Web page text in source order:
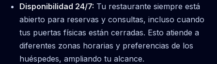
Disponibilidad 24/7: Tu restaurante siempre está
abierto para reservas y consultas, incluso cuando
tus puertas físicas están cerradas. Esto atiende a
diferentes zonas horarias y preferencias de los
huéspedes, ampliando tu alcance.